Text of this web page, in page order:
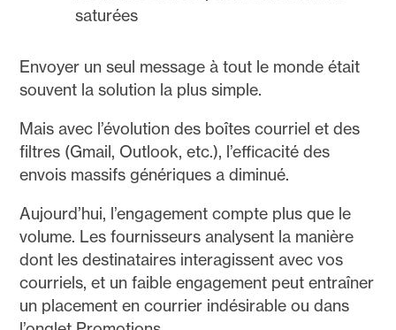
saturées
Envoyer un seul message à tout le monde était
souvent la solution la plus simple.
Mais avec l’évolution des boîtes courriel et des
filtres (Gmail, Outlook, etc.), l’efficacité des
envois massifs génériques a diminué.
Aujourd’hui, l’engagement compte plus que le
volume. Les fournisseurs analysent la manière
dont les destinataires interagissent avec vos
courriels, et un faible engagement peut entraîner
un placement en courrier indésirable ou dans